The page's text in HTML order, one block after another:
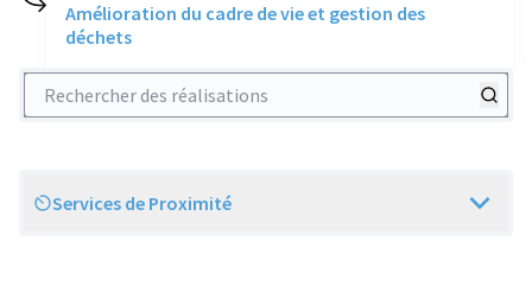
Amélioration du cadre de vie et gestion des
déchets
Rechercher des réalisations
Scope
Services de Proximité